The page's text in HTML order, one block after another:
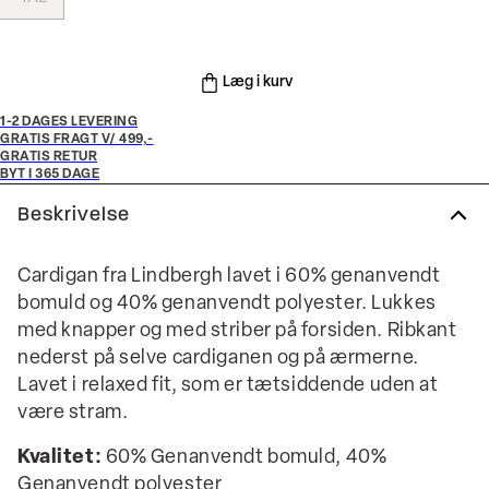
Læg i kurv
1-2 DAGES LEVERING
GRATIS FRAGT V/ 499,-
GRATIS RETUR
BYT I 365 DAGE
Beskrivelse
Cardigan fra Lindbergh lavet i 60% genanvendt
bomuld og 40% genanvendt polyester. Lukkes
med knapper og med striber på forsiden. Ribkant
nederst på selve cardiganen og på ærmerne.
Lavet i relaxed fit, som er tætsiddende uden at
være stram.
Kvalitet: 60% Genanvendt bomuld, 40%